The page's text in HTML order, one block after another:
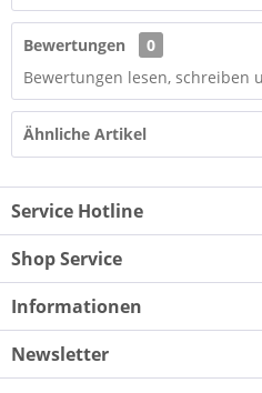
Bewertungen
0
Bewertungen lesen, schreiben
Ähnliche Artikel
Service Hotline
Shop Service
Informationen
Newsletter